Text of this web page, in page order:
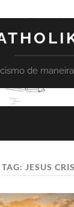
de
TAG: JESUS